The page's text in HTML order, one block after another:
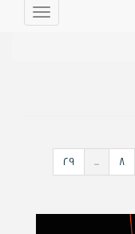
Toggle
8
...
29